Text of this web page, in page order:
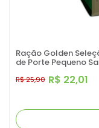
Ração Golden
de Porte Pequeno
R$ 22,01
R$ 25,90